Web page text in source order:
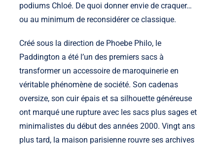
podiums Chloé. De quoi donner envie de craquer…
ou au minimum de reconsidérer ce classique.
Créé sous la direction de Phoebe Philo, le
Paddington a été l’un des premiers sacs à
transformer un accessoire de maroquinerie en
véritable phénomène de société. Son cadenas
oversize, son cuir épais et sa silhouette généreuse
ont marqué une rupture avec les sacs plus sages et
minimalistes du début des années 2000. Vingt ans
plus tard, la maison parisienne rouvre ses archives